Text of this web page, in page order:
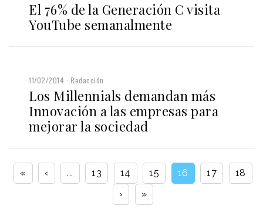
El 76% de la Generación C visita
YouTube semanalmente
11/02/2014 Redacción
Los Millennials demandan más
Innovación a las empresas para
mejorar la sociedad
« ‹ ... 13 14 15 16 17
18
›
»